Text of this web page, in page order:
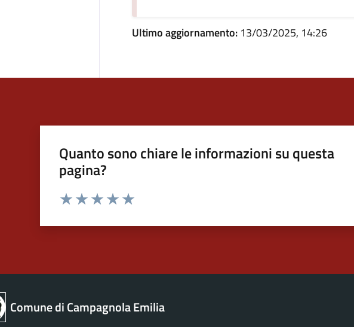
Ultimo aggiornamento: 13/03/2025, 14:26
Quanto sono chiare le informazioni su questa
pagina?
Comune di Campagnola Emilia